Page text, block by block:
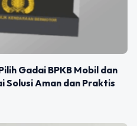
Gadai BPKB Mobil dan
Solusi Aman dan Praktis